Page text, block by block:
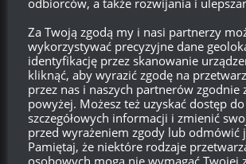
Trollollo 16:51, 19 maja 2016
Jak wiadomo wartości WN tanku M41 90GF
jeszcze wprowadzone, a te co są teraz
M41 90GF są takie same jak RU251 więc,
Za Twoją zgodą my i nasi partnerzy
wykorzystywać precyzyjne dane
identyfikację przez skanowanie
kliknąć, aby wyrazić zgodę na
przez nas i naszych partnerów zgodnie
powyżej. Możesz też uzyskać dostęp
szczegółowych informacji i zmienić
przed wyrażeniem zgody lub odmówić
Pamiętaj, że niektóre rodzaje
osobowych mogą nie wymagać Twojej